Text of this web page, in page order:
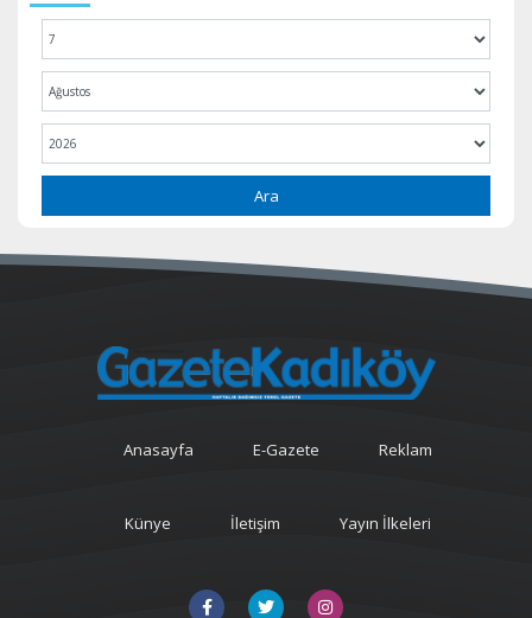
Ara
Anasayfa E-Gazete Reklam
Künye İletişim Yayın İlkeleri